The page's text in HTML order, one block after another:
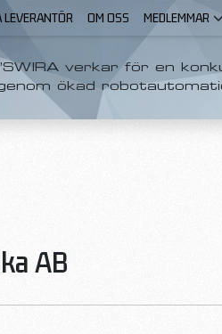
LEVERANTÖR OM OSS MEDLEMMAR
verkar för en
ökad
AB